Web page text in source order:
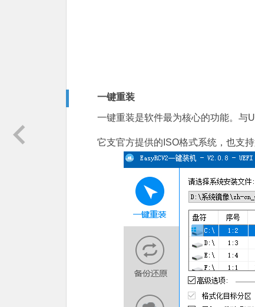
一键重装
一键重装是软件最为核心的功能。与
它支官方提供的ISO格式系统，也支